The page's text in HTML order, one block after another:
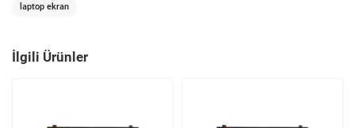
laptop ekran
İlgili Ürünler